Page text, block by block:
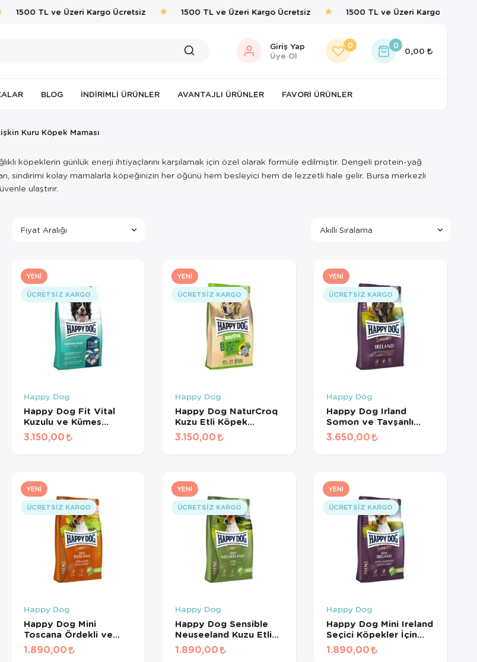
1500 TL ve Üzeri Kargo Ücretsiz 1500 TL ve Üzeri Kargo Ücretsiz 1500 TL ve Üzeri Kargo Ücretsiz
Giriş Yap
Üye Ol
0 0
0,00
BLOG İNDIRIMLI ÜRÜNLER AVANTAJLI ÜRÜNLER FAVORI ÜRÜNLER
Kuru Köpek Maması
köpeklerin günlük enerji ihtiyaçlarını karşılamak için özel olarak formüle edilmiştir. Dengeli protein-yağ
sindirimi kolay mamalarla köpeğinizin her öğünü hem besleyici hem de lezzetli hale gelir. Bursa merkezli
ulaştırır.
Fiyat Aralığı
YENI
ÜCRETSIZ KARGO
Happy Dog
Happy Dog Fit Vital
Kuzulu ve Kümes
Hayvanlı Orta Irk
Yetişkin Köpek Maması
3.150,00
YENI
ÜCRETSIZ KARGO
Happy Dog
Happy Dog NaturCroq
Kuzu Etli Köpek
Maması 15 Kg
3.150,00
YENI
ÜCRETSIZ KARGO
Happy Dog
Happy Dog Irland
Somon ve Tavşanlı
Köpek Maması 12,5 Kg
3.650,00
YENI
ÜCRETSIZ KARGO
Happy Dog
Happy Dog Mini
Toscana Ördekli ve
Balıklı Küçük Irk
Yetişkin Köpek Maması
1.890,00
YENI
ÜCRETSIZ KARGO
Happy Dog
Happy Dog Sensible
Neuseeland Kuzu Etli
Küçük Irk Yetişkin
Köpek Maması 4 Kg
1.890,00
YENI
ÜCRETSIZ KARGO
Happy Dog
Happy Dog Mini Ireland
Seçici Köpekler İçin
Somonlu ve Tavşanlı
Küçük Irk Köpek
1.890,00